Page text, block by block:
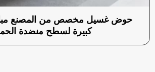
حوض غسيل مخصص من المصنع
كبيرة لسطح منضدة